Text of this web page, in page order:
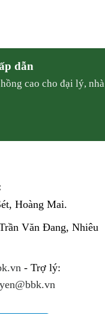
dẫn
cao cho đại lý, nhà
Hoàng Mai.
Văn Đang, Nhiêu
- Trợ lý: